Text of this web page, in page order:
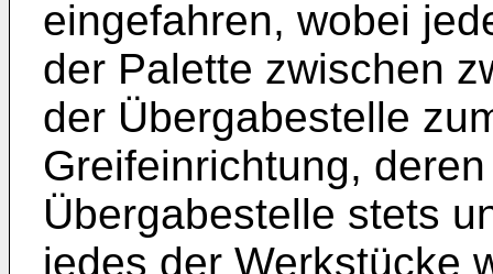
eingefahren, wobei
der Palette zwischen
der Übergabestelle
Greifeinrichtung,
Übergabestelle stets
jedes der Werkstücke